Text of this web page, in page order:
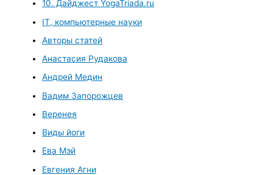
10. Дайджест YogaTriada.ru
IT, компьютерные науки
Авторы статей
Анастасия Рудакова
Андрей Медин
Вадим Запорожцев
Веренея
Виды йоги
Ева Мэй
Евгения Агни